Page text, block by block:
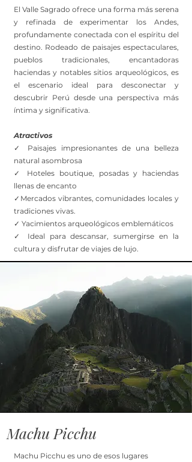
El Valle Sagrado ofrece una forma más serena
y refinada de experimentar los Andes,
profundamente conectada con el espíritu del
destino. Rodeado de paisajes espectaculares,
pueblos tradicionales, encantadoras
haciendas y notables sitios arqueológicos, es
el escenario ideal para desconectar y
descubrir Perú desde una perspectiva más
íntima y significativa.
Atractivos
✓ Paisajes impresionantes de una belleza
natural asombrosa
✓ Hoteles boutique, posadas y haciendas
llenas de encanto
✓Mercados vibrantes, comunidades locales y
tradiciones vivas.
✓ Yacimientos arqueológicos emblemáticos
✓ Ideal para descansar, sumergirse en la
cultura y disfrutar de viajes de lujo.
Machu Picchu
Machu Picchu es uno de esos lugares